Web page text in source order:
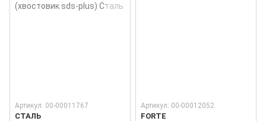
Артикул: 00-00011767
СТАЛЬ
Артикул: 00-00012052
FORTE